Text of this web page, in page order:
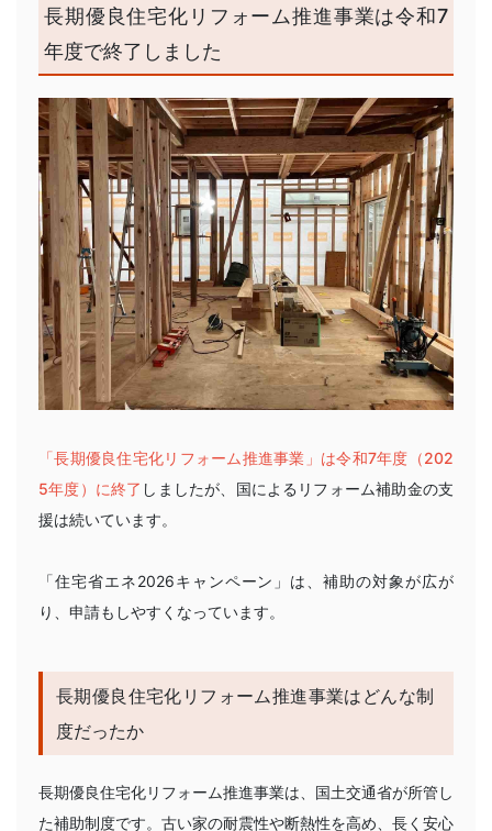
長期優良住宅化リフォーム推進事業は令和7
年度で終了しました
「長期優良住宅化リフォーム推進事業」は令和7年度（202
5年度）に終了 しましたが、国によるリフォーム補助金の支
援は続いています。
「住宅省エネ2026キャンペーン」は、補助の対象が広が
り、申請もしやすくなっています。
長期優良住宅化リフォーム推進事業はどんな制
度だったか
長期優良住宅化リフォーム推進事業は、国土交通省が所管し
た補助制度です。古い家の耐震性や断熱性を高め、長く安心